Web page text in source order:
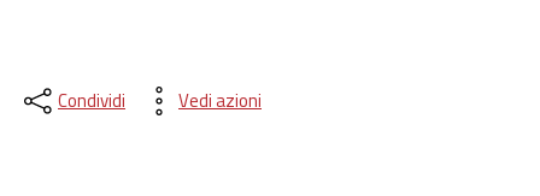
Condividi Vedi azioni